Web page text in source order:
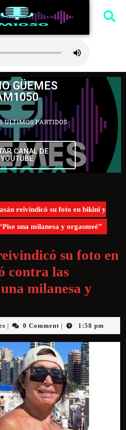
GÜEMES
ULTIMOS PARTIDOS
CANAL DE
YOUTUBE
reivindicó su foto en bikini y
una milanesa y orgasmeé”
su foto en
contra las
milanesa y
0 Comment 1:58 pm